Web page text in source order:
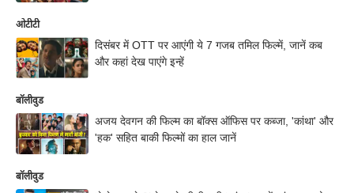
ओटीटी
दिसंबर में OTT पर आएंगी ये 7 गजब तमिल फिल्में, जानें कब
और कहां देख पाएंगे इन्हें
बॉलीवुड
अजय देवगन की फिल्म का बॉक्स ऑफिस पर कब्जा, 'कांथा' और
'हक' सहित बाकी फिल्मों का हाल जानें
बॉलीवुड